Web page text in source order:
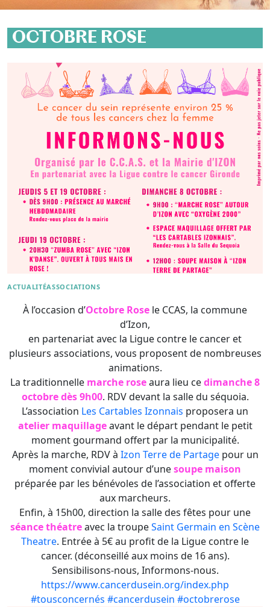
OCTOBRE ROSE
ACTUALITÉASSOCIATIONS
À l’occasion d’Octobre Rose le CCAS, la commune
d’Izon,
en partenariat avec la Ligue contre le cancer et
plusieurs associations, vous proposent de nombreuses
animations.
La traditionnelle marche roseaura lieu cedimanche 8
octobre dès 9h00. RDV devant la salle du séquoia.
L’association Les Cartables Izonnais proposera un
atelier maquillageavant le départ pendant le petit
moment gourmand offert par la municipalité.
Après la marche, RDV à Izon Terre de Partagepour un
moment convivial autour d’unesoupe maison
préparée par les bénévoles de l’association et offerte
aux marcheurs.
Enfin, à 15h00, direction la salle des fêtes pour une
séance théatreavec la troupeSaint Germain en Scène
Theatre. Entrée à 5€ au profit de la Ligue contre le
cancer. (déconseillé aux moins de 16 ans).
Sensibilisons-nous, Informons-nous.
https://www.cancerdusein.org/index.php
#tousconcernés #cancerdusein #octobrerose